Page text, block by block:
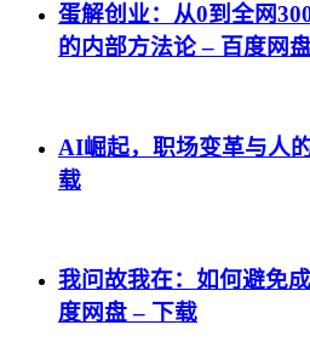
蛋解创业：从0到全网
的内部方法论 – 百度网
AI崛起，职场变革与人
载
我问故我在：如何避免
度网盘 – 下载